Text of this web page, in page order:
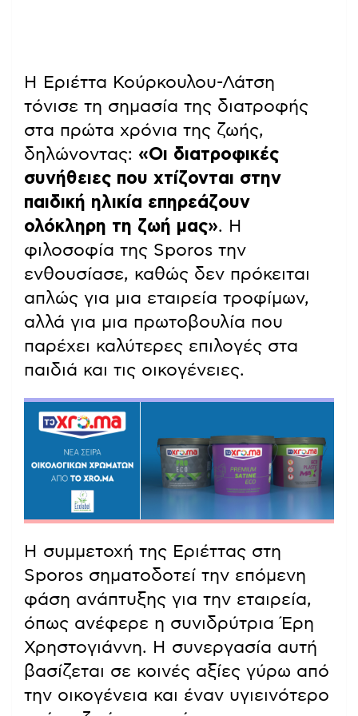
Η Εριέττα Κούρκουλου-Λάτση
τόνισε τη σημασία της διατροφής
στα πρώτα χρόνια της ζωής,
δηλώνοντας: «Οι διατροφικές
συνήθειες που χτίζονται στην
παιδική ηλικία επηρεάζουν
ολόκληρη τη ζωή μας». Η
φιλοσοφία της Sporos την
ενθουσίασε, καθώς δεν πρόκειται
απλώς για μια εταιρεία τροφίμων,
αλλά για μια πρωτοβουλία που
παρέχει καλύτερες επιλογές στα
παιδιά και τις οικογένειες.
Η συμμετοχή της Εριέττας στη
Sporos σηματοδοτεί την επόμενη
φάση ανάπτυξης για την εταιρεία,
όπως ανέφερε η συνιδρύτρια Έρη
Χρηστογιάννη. Η συνεργασία αυτή
βασίζεται σε κοινές αξίες γύρω από
την οικογένεια και έναν υγιεινότερο